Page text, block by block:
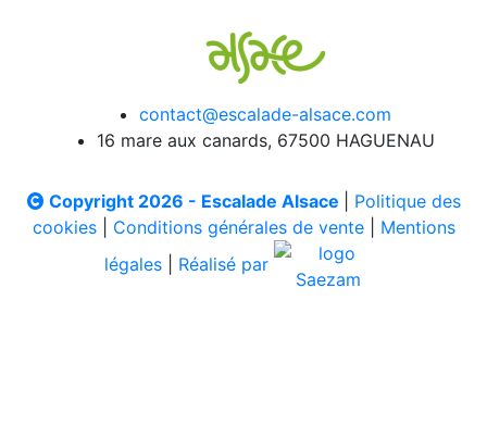
contact@escalade-alsace.com
16 mare aux canards, 67500 HAGUENAU
Copyright 2026 - Escalade Alsace
Politique des
cookies| Conditions générales de vente| Mentions
légales
Réalisé par